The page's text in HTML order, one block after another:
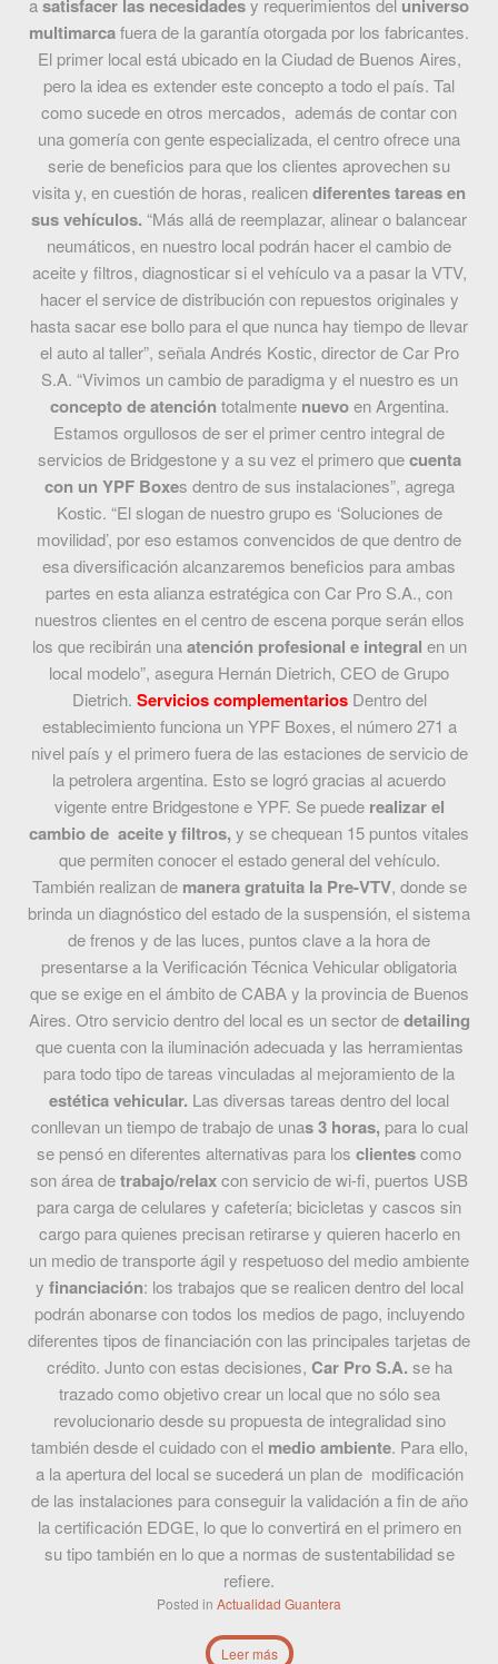
satisfacer las necesidades
universo
multimarcafuera de la garantía otorgada por los fabricantes.
El primer local está ubicado en la Ciudad de Buenos Aires,
pero la idea es extender este concepto a todo el país. Tal
como sucede en otros mercados, además de contar con
una gomería con gente especializada, el centro ofrece una
serie de beneficios para que los clientes aprovechen su
visita y, en cuestión de horas, realicendiferentes tareas en
sus vehículos. “Más allá de reemplazar, alinear o balancear
neumáticos, en nuestro local podrán hacer el cambio de
aceite y filtros, diagnosticar si el vehículo va a pasar la VTV,
hacer el service de distribución con repuestos originales y
hasta sacar ese bollo para el que nunca hay tiempo de llevar
el auto al taller”, señala Andrés Kostic, director de Car Pro
S.A. “Vivimos un cambio de paradigma y el nuestro es un
concepto de atención totalmente nuevoen Argentina.
Estamos orgullosos de ser el primer centro integral de
servicios de Bridgestone y a su vez el primero quecuenta
con un YPF Boxes dentro de sus instalaciones”, agrega
Kostic. “El slogan de nuestro grupo es ‘Soluciones de
movilidad’, por eso estamos convencidos de que dentro de
esa diversificación alcanzaremos beneficios para ambas
partes en esta alianza estratégica con Car Pro S.A., con
nuestros clientes en el centro de escena porque serán ellos
los que recibirán unaatención profesional e integral en un
local modelo”, asegura Hernán Dietrich, CEO de Grupo
Dietrich. Servicios complementariosDentro del
establecimiento funciona un YPF Boxes, el número 271 a
nivel país y el primero fuera de las estaciones de servicio de
la petrolera argentina. Esto se logró gracias al acuerdo
vigente entre Bridgestone e YPF. Se puede realizar el
cambio de aceite y filtros, y se chequean 15 puntos vitales
que permiten conocer el estado general del vehículo.
También realizan de manera gratuita la Pre-VTV, donde se
brinda un diagnóstico del estado de la suspensión, el sistema
de frenos y de las luces, puntos clave a la hora de
presentarse a la Verificación Técnica Vehicular obligatoria
que se exige en el ámbito de CABA y la provincia de Buenos
Aires. Otro servicio dentro del local es un sector dedetailing
que cuenta con la iluminación adecuada y las herramientas
para todo tipo de tareas vinculadas al mejoramiento de la
estética vehicular. Las diversas tareas dentro del local
conllevan un tiempo de trabajo de unas 3 horas, para lo cual
se pensó en diferentes alternativas para los clientescomo
son área detrabajo/relaxcon servicio de wi-fi, puertos USB
para carga de celulares y cafetería; bicicletas y cascos sin
cargo para quienes precisan retirarse y quieren hacerlo en
un medio de transporte ágil y respetuoso del medio ambiente
y financiación: los trabajos que se realicen dentro del local
podrán abonarse con todos los medios de pago, incluyendo
diferentes tipos de financiación con las principales tarjetas de
crédito. Junto con estas decisiones, Car Pro S.A. se ha
trazado como objetivo crear un local que no sólo sea
revolucionario desde su propuesta de integralidad sino
también desde el cuidado con el medio ambiente. Para ello,
a la apertura del local se sucederá un plan de modificación
de las instalaciones para conseguir la validación a fin de año
la certificación EDGE, lo que lo convertirá en el primero en
su tipo también en lo que a normas de sustentabilidad se
refiere.
Posted in Actualidad Guantera
Leer más